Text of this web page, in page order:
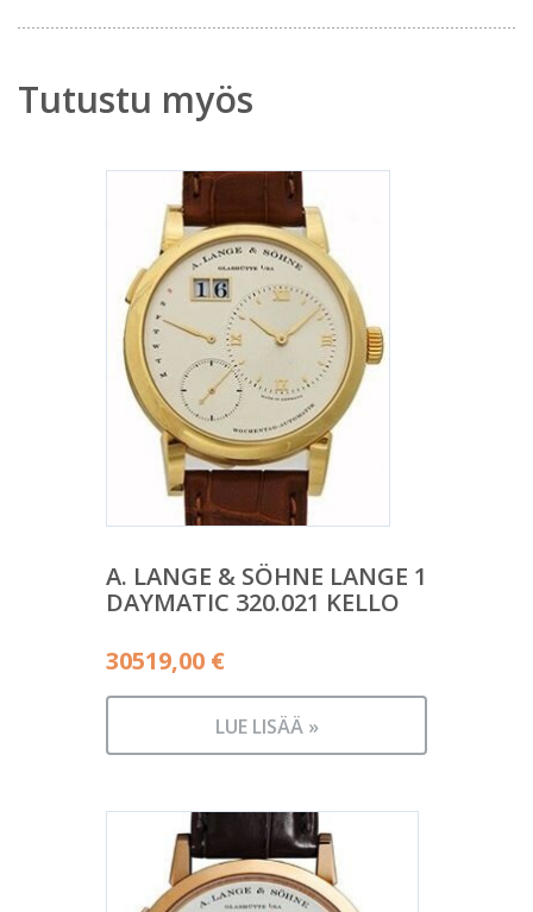
Tutustu myös
A. LANGE & SÖHNE LANGE 1
DAYMATIC 320.021 KELLO
30519,00 €
LUE LISÄÄ »